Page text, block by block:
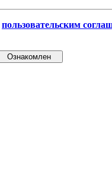
пользовательским
Ознакомлен